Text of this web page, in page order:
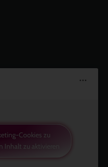
Cookies zu
zu aktivieren